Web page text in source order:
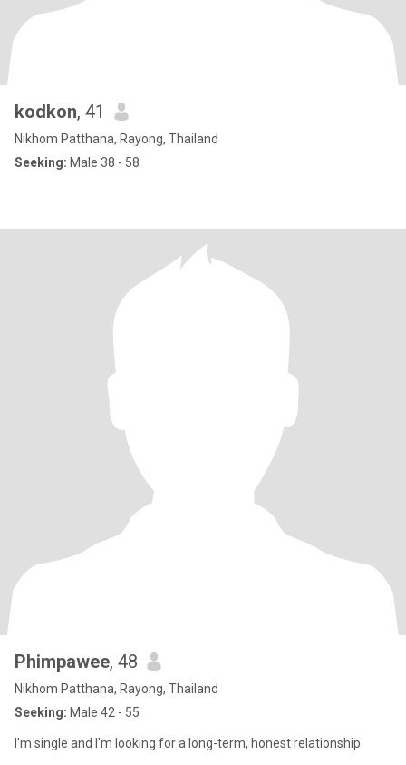
kodkon, 41
Nikhom Patthana, Rayong, Thailand
Seeking: Male 38 - 58
Phimpawee, 48
Nikhom Patthana, Rayong, Thailand
Seeking: Male 42 - 55
I'm single and I'm looking for a long-term, honest relationship.